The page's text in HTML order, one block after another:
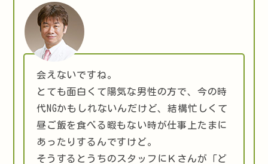
会えないですね。
とても面白くて陽気な男性の方で、今の時
代NGかもしれないんだけど、結構忙しくて
昼ご飯を食べる暇もない時が仕事上たまに
あったりするんですけど。
そうするとうちのスタッフにＫさんが「ど